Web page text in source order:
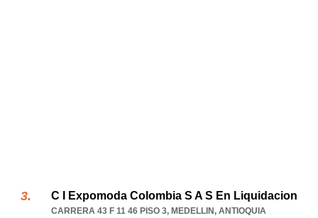
C I Expomoda Colombia S A S En Liquidacion
CARRERA 43 F 11 46 PISO 3, MEDELLIN, ANTIOQUIA